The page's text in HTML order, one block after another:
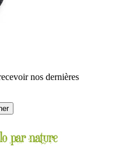
nos dernières